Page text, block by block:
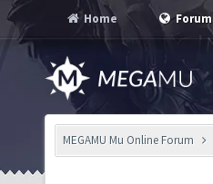
Home Forum
MEGAMU Mu Online Forum